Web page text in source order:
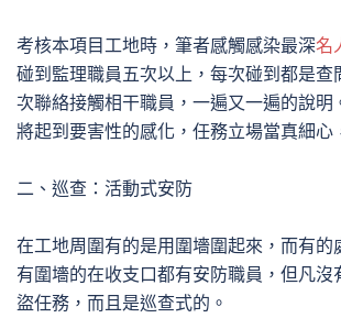
考核本項目工地時，筆者感觸感染最深名
碰到監理職員五次以上，每次碰到都是
次聯絡接觸相干職員，一遍又一遍的說明
將起到要害性的感化，任務立場當真細
二、巡查：活動式安防
在工地周圍有的是用圍墻圍起來，而有
有圍墻的在收支口都有安防職員，但凡
盜任務，而且是巡查式的。